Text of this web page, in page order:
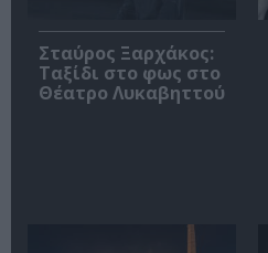
Σταύρος Ξαρχάκος:
Ταξίδι στο φως στο
Θέατρο Λυκαβηττού